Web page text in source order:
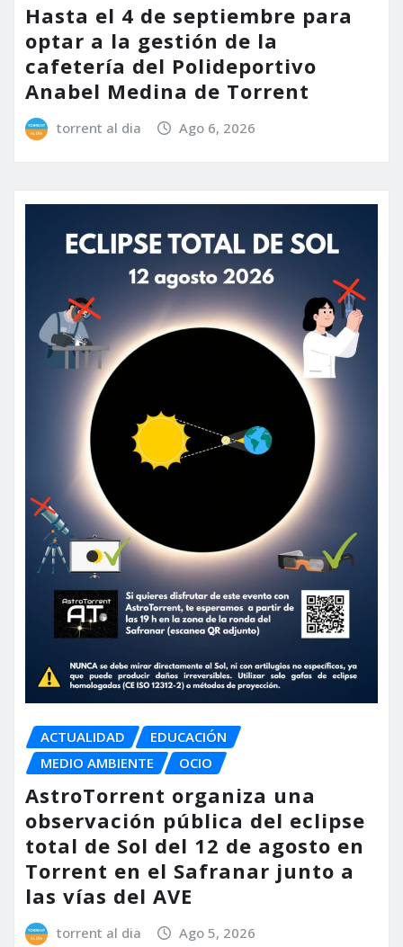
Hasta el 4 de septiembre para
optar a la gestión de la
cafetería del Polideportivo
Anabel Medina de Torrent
torrent al dia Ago 6, 2026
ACTUALIDAD
EDUCACIÓN
MEDIO AMBIENTE
OCIO
AstroTorrent organiza una
observación pública del eclipse
total de Sol del 12 de agosto en
Torrent en el Safranar junto a
las vías del AVE
torrent al dia Ago 5, 2026